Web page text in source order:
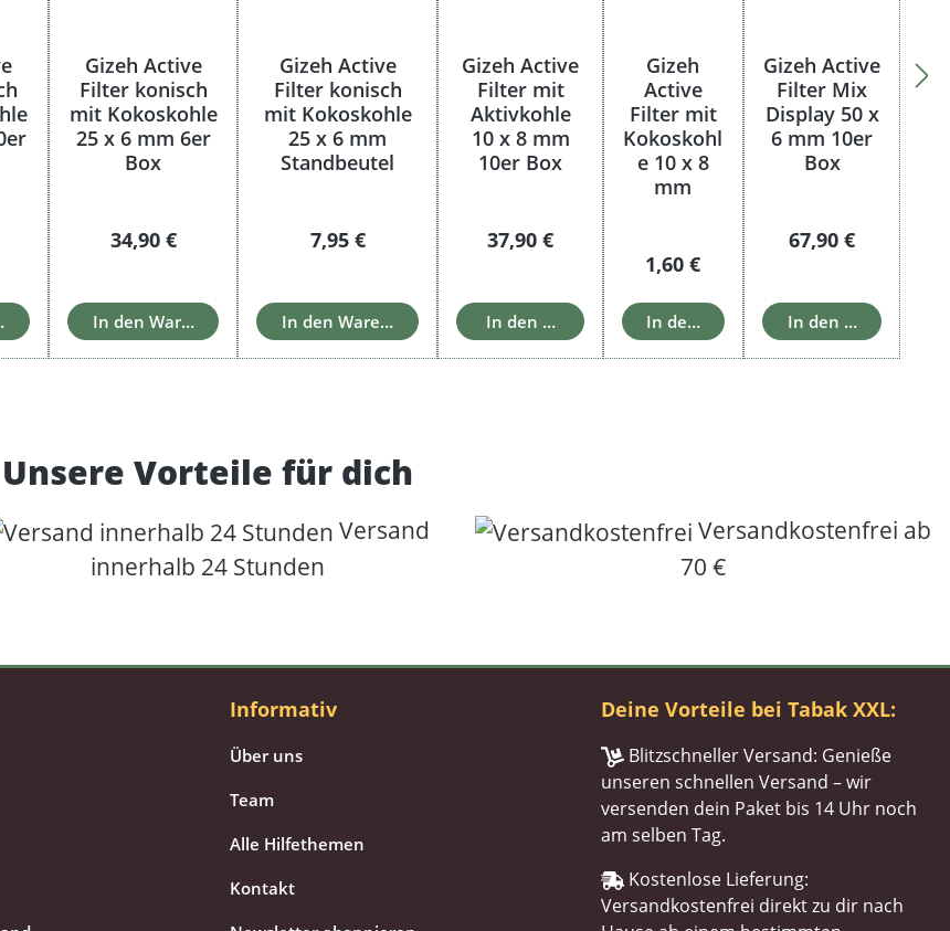
Preis:
Gizeh Active
Filter konisch
mit Kokoskohle
25 x 6 mm 6er
Box
Regulärer Preis:
34,90 €
In den Warenkorb
Gizeh Active
Filter konisch
mit Kokoskohle
25 x 6 mm
Standbeutel
Regulärer Preis:
7,95 €
In den Warenkorb
Gizeh Active
Filter mit
Aktivkohle
10 x 8 mm
10er Box
Regulärer Preis:
37,90 €
In den Warenkorb
Gizeh
Active
Filter mit
Kokoskohl
e 10 x 8
mm
Regulärer Preis:
1,60 €
In den Warenkorb
Gizeh Active
Filter Mix
Display 50 x
6 mm 10er
Box
Regulärer Preis:
67,90 €
In den Warenkorb
Unsere Vorteile für dich
Versand
innerhalb 24 Stunden
Versandkostenfrei ab
70 €
Informativ
Über uns
Team
Alle Hilfethemen
Kontakt
Deine Vorteile bei Tabak XXL:
Blitzschneller Versand: Genieße
unseren schnellen Versand – wir
versenden dein Paket bis 14 Uhr noch
am selben Tag.
Kostenlose Lieferung:
Versandkostenfrei direkt zu dir nach